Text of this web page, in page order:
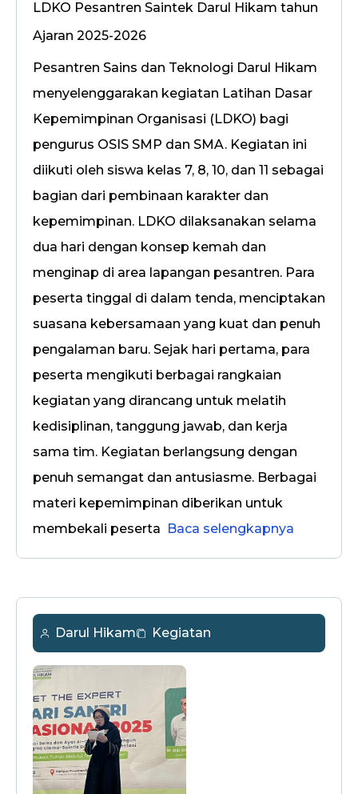
LDKO Pesantren Saintek Darul Hikam tahun
Ajaran 2025-2026
Pesantren Sains dan Teknologi Darul Hikam
menyelenggarakan kegiatan Latihan Dasar
Kepemimpinan Organisasi (LDKO) bagi
pengurus OSIS SMP dan SMA. Kegiatan ini
diikuti oleh siswa kelas 7, 8, 10, dan 11 sebagai
bagian dari pembinaan karakter dan
kepemimpinan. LDKO dilaksanakan selama
dua hari dengan konsep kemah dan
menginap di area lapangan pesantren. Para
peserta tinggal di dalam tenda, menciptakan
suasana kebersamaan yang kuat dan penuh
pengalaman baru. Sejak hari pertama, para
peserta mengikuti berbagai rangkaian
kegiatan yang dirancang untuk melatih
kedisiplinan, tanggung jawab, dan kerja
sama tim. Kegiatan berlangsung dengan
penuh semangat dan antusiasme. Berbagai
materi kepemimpinan diberikan untuk
membekali peserta Baca selengkapnya
Darul Hikam Kegiatan